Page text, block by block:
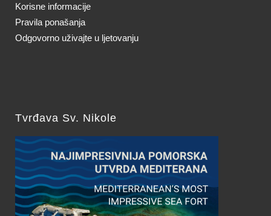
Korisne informacije
Pravila ponašanja
Odgovorno uživajte u ljetovanju
Tvrđava Sv. Nikole